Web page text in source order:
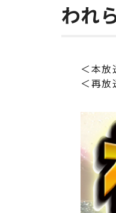
われ
＜本
＜再